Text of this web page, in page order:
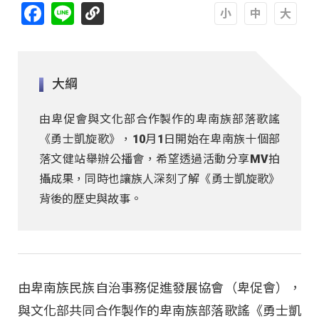
Facebook
Line
大綱
由卑促會與文化部合作製作的卑南族部落歌謠
《勇士凱旋歌》，10月1日開始在卑南族十個部
落文健站舉辦公播會，希望透過活動分享MV拍
攝成果，同時也讓族人深刻了解《勇士凱旋歌》
背後的歷史與故事。
由卑南族民族自治事務促進發展協會（卑促會），
與文化部共同合作製作的卑南族部落歌謠《勇士凱